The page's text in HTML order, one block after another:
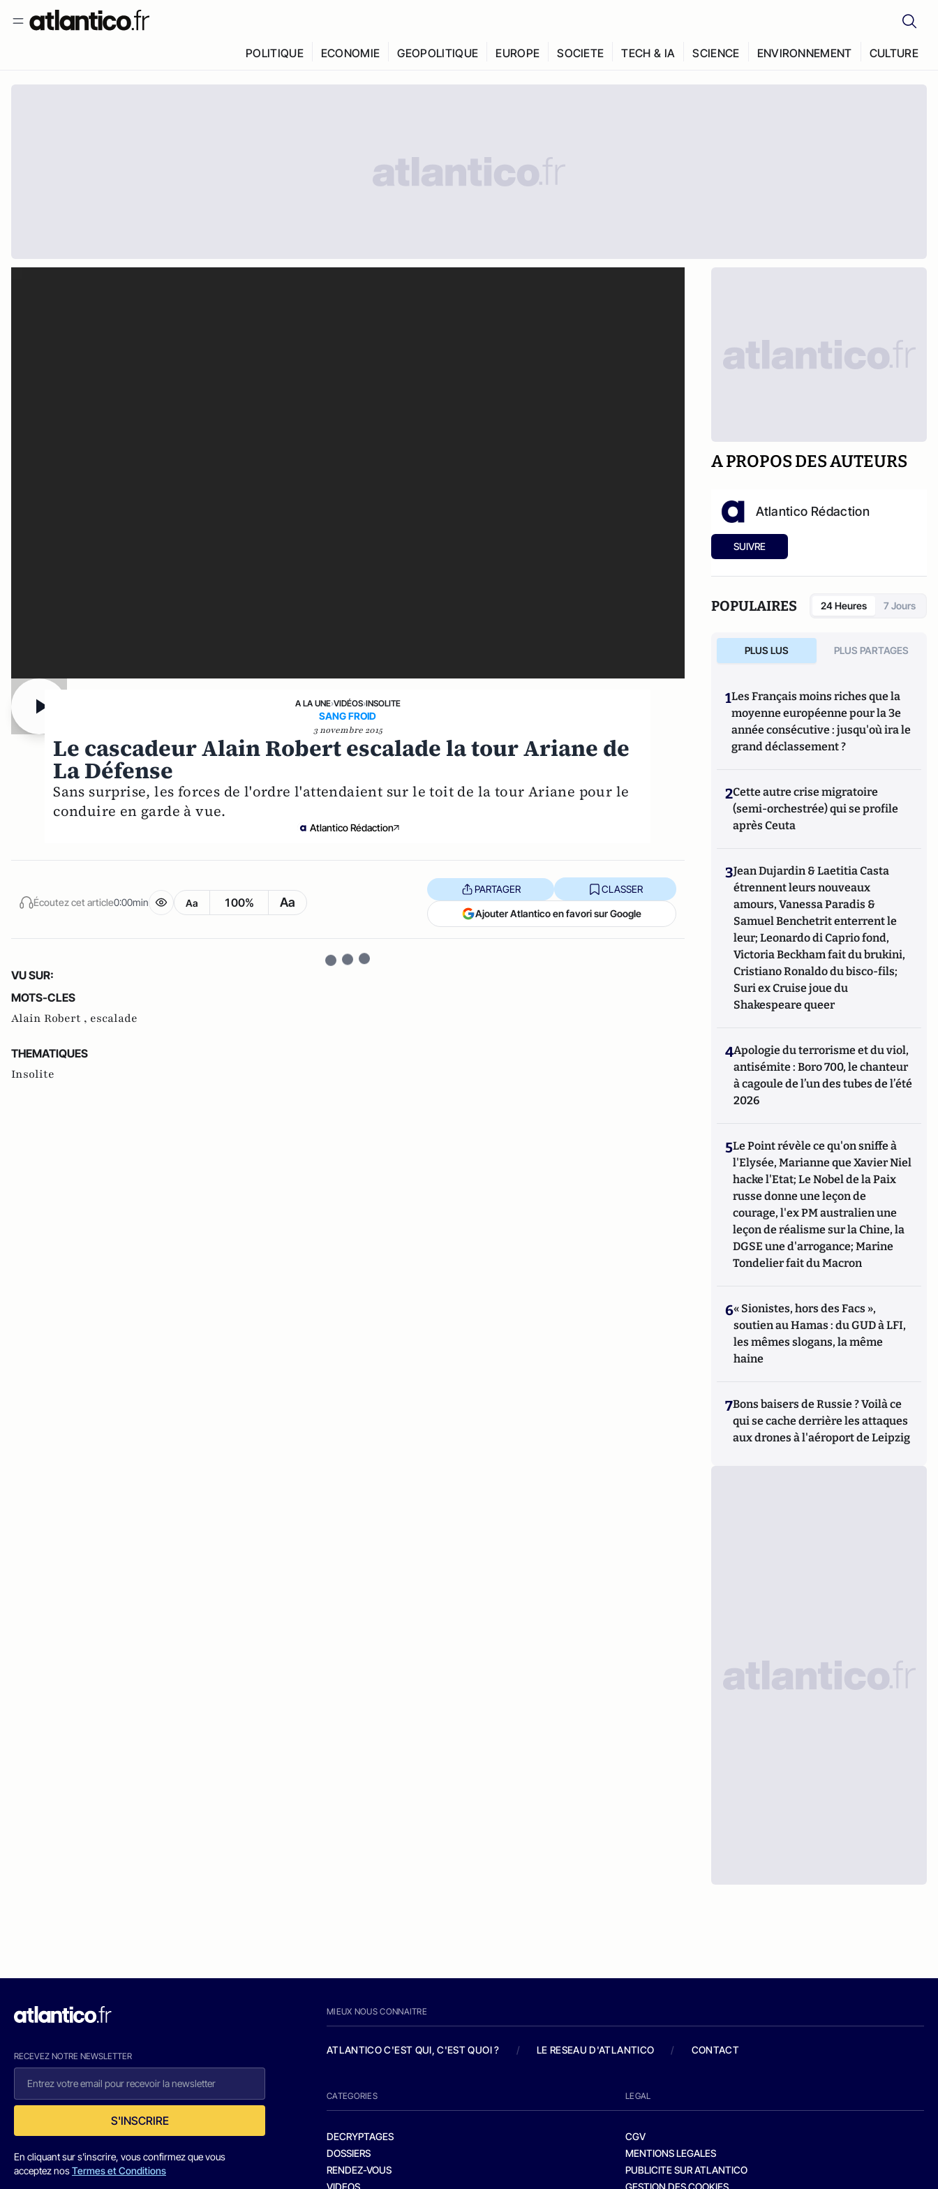
POLITIQUE ECONOMIE GEOPOLITIQUE EUROPE SOCIETE TECH & IA SCIENCE ENVIRONNEMENT CULTURE
A LA UNE›VIDÉOS›INSOLITE
SANG FROID
3 novembre 2015
Le cascadeur Alain Robert escalade la tour Ariane de
La Défense
Sans surprise, les forces de l'ordre l'attendaient sur le toit de la tour Ariane pour le
conduire en garde à vue.
Atlantico Rédaction
Écoutez cet article0:00min Aa 100% Aa
PARTAGER CLASSER
Ajouter Atlantico en favori sur Google
VU SUR:
MOTS-CLES
Alain Robert , escalade
THEMATIQUES
Insolite
A PROPOS DES AUTEURS
Atlantico Rédaction
SUIVRE
POPULAIRES 24 Heures 7 Jours
PLUS LUS PLUS PARTAGES
1Les Français moins riches que la
moyenne européenne pour la 3e
année consécutive : jusqu'où ira le
grand déclassement ?
2Cette autre crise migratoire
(semi-orchestrée) qui se profile
après Ceuta
3Jean Dujardin & Laetitia Casta
étrennent leurs nouveaux
amours, Vanessa Paradis &
Samuel Benchetrit enterrent le
leur; Leonardo di Caprio fond,
Victoria Beckham fait du brukini,
Cristiano Ronaldo du bisco-fils;
Suri ex Cruise joue du
Shakespeare queer
4Apologie du terrorisme et du viol,
antisémite : Boro 700, le chanteur
à cagoule de l’un des tubes de l’été
2026
5Le Point révèle ce qu'on sniffe à
l'Elysée, Marianne que Xavier Niel
hacke l'Etat; Le Nobel de la Paix
russe donne une leçon de
courage, l'ex PM australien une
leçon de réalisme sur la Chine, la
DGSE une d'arrogance; Marine
Tondelier fait du Macron
6« Sionistes, hors des Facs »,
soutien au Hamas : du GUD à LFI,
les mêmes slogans, la même
haine
7Bons baisers de Russie ? Voilà ce
qui se cache derrière les attaques
aux drones à l'aéroport de Leipzig
RECEVEZ NOTRE NEWSLETTER
S'INSCRIRE
En cliquant sur s'inscrire, vous confirmez que vous
acceptez nosTermes et Conditions
MIEUX NOUS CONNAITRE
ATLANTICO C'EST QUI, C'EST QUOI ? / LE RESEAU D'ATLANTICO / CONTACT
CATEGORIES
DECRYPTAGES
DOSSIERS
RENDEZ-VOUS
VIDEOS
LEGAL
CGV
MENTIONS LEGALES
PUBLICITE SUR ATLANTICO
GESTION DES COOKIES